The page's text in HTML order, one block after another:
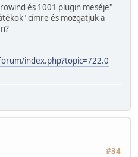
és 1001 plugin meséje"
címre és mozgatjuk a
index.php?topic=722.0
#34